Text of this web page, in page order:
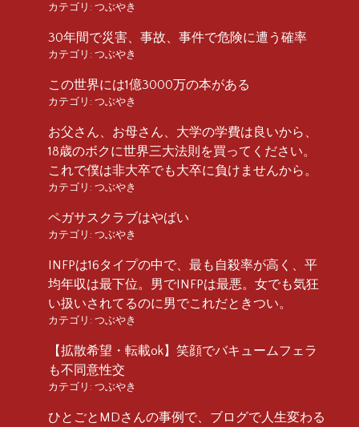
カテゴリ: つぶやき
30年間で災害、事故、事件で危険に遭う確率
カテゴリ: つぶやき
この世界には1億3000万の本がある
カテゴリ: つぶやき
お父さん、お母さん、大学の学費は良いから、
18歳のボクに世界三大法則を買ってください。
これで僕は非大卒でも大卒に負けませんから。
カテゴリ: つぶやき
ペガサスクラブはやばい
カテゴリ: つぶやき
INFPは16タイプの中で、最も自殺率が高く、平
均年収は最下位。男でINFPは最悪。女でも気狂
い扱いされてるのに男でこれだときつい。
カテゴリ: つぶやき
【拡散希望・転載ok】笑顔でバキュームフェラ
も不同意性交
カテゴリ: つぶやき
ひとごとMDさんの事例で、ブログで人生変わる